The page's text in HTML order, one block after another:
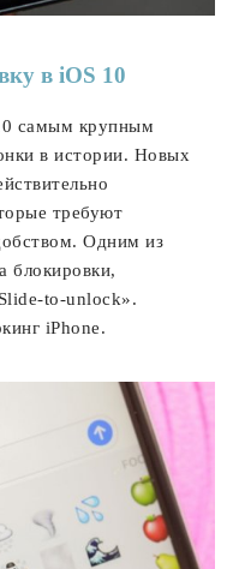
в iOS 10
самым крупным
в истории. Новых
требуют
Одним из
блокировки,
to-unlock».
iPhone.